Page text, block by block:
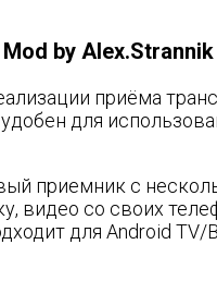
by Alex.Strannik
приёма
для
приемник с
видео со своих
для Android TV/